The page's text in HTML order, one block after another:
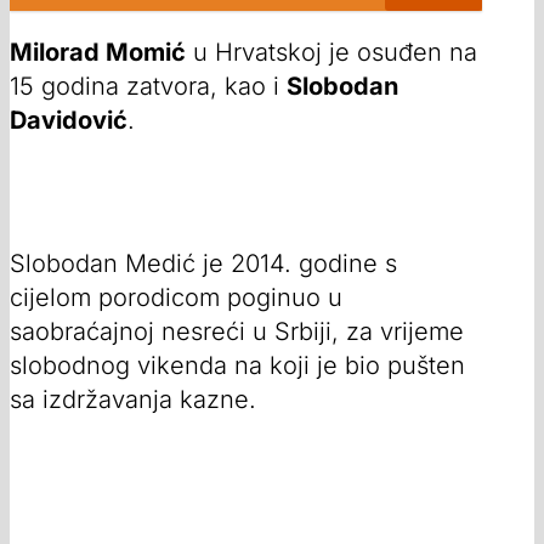
Milorad Momić u Hrvatskoj je osuđen na
15 godina zatvora, kao i Slobodan
Davidović.
Slobodan Medić je 2014. godine s
cijelom porodicom poginuo u
saobraćajnoj nesreći u Srbiji, za vrijeme
slobodnog vikenda na koji je bio pušten
sa izdržavanja kazne.